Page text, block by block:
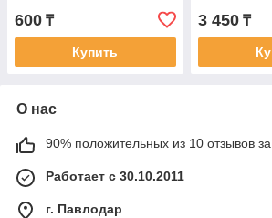
600 ₸
Купить
3 450₸
О нас
90% положительных из 10 отзывов
Работает с 30.10.2011
г. Павлодар